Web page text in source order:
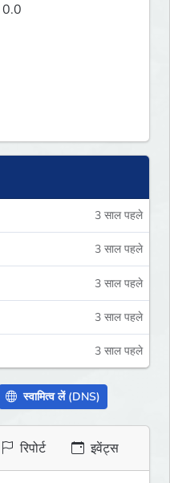
0.0
3 साल पहले
3 साल पहले
3 साल पहले
3 साल पहले
3 साल पहले
स्वामित्व लें (DNS)
रिपोर्ट इवेंट्स